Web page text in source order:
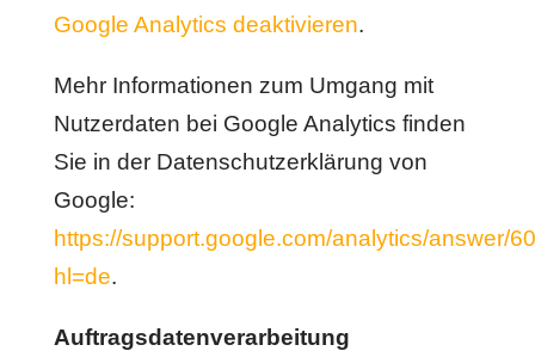
Google Analytics deaktivieren.
Mehr Informationen zum Umgang mit
Nutzerdaten bei Google Analytics finden
Sie in der Datenschutzerklärung von
Google:
https://support.google.com/analytics/answer/
hl=de.
Auftragsdatenverarbeitung